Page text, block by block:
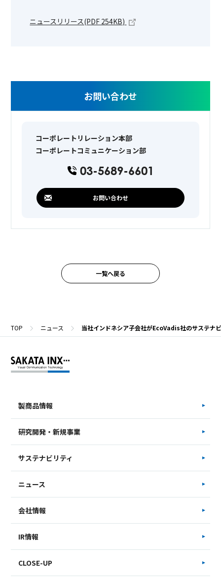
ニュースリリース(PDF 254KB)
お問い合わせ
コーポレートリレーション本部
コーポレートコミュニケーション部
03-5689-6601
お問い合わせ
一覧へ戻る
TOP ニュース 当社インドネシア子会社がEcoVadis社のサステナ
製商品情報
研究開発・新規事業
サステナビリティ
ニュース
会社情報
IR情報
CLOSE-UP